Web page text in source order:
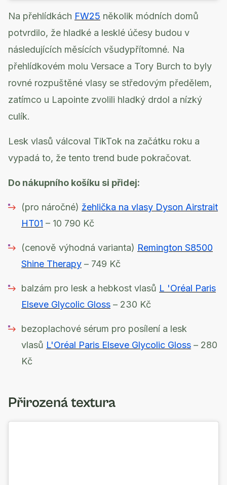
Na přehlídkách FW25 několik módních domů
potvrdilo, že hladké a lesklé účesy budou v
následujících měsících všudypřítomné. Na
přehlídkovém molu Versace a Tory Burch to byly
rovné rozpuštěné vlasy se středovým předělem,
zatímco u Lapointe zvolili hladký drdol a nízký
culík.
Lesk vlasů válcoval TikTok na začátku roku a
vypadá to, že tento trend bude pokračovat.
Do nákupního košíku si přidej:
(pro náročné) žehlička na vlasy Dyson Airstrait
HT01 – 10 790 Kč
(cenově výhodná varianta) Remington S8500
Shine Therapy – 749 Kč
balzám pro lesk a hebkost vlasů L 'Oréal Paris
Elseve Glycolic Gloss – 230 Kč
bezoplachové sérum pro posílení a lesk
vlasů L'Oréal Paris Elseve Glycolic Gloss – 280
Kč
Přirozená textura